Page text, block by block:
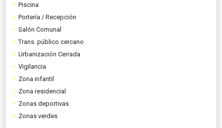
Piscina
Portería / Recepción
Salón Comunal
Trans. público cercano
Urbanización Cerrada
Vigilancia
Zona infantil
Zona residencial
Zonas deportivas
Zonas verdes